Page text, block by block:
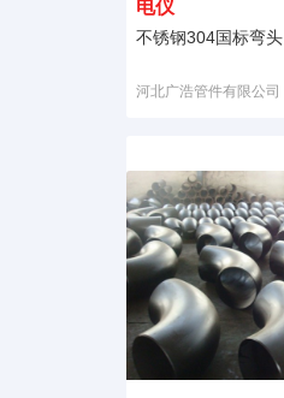
电仪
不锈钢304国标弯头
河北广浩管件有限公司